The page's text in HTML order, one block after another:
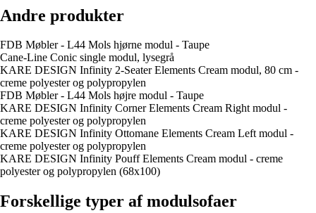
Andre produkter
FDB Møbler - L44 Mols hjørne modul - Taupe
Cane-Line Conic single modul, lysegrå
KARE DESIGN Infinity 2-Seater Elements Cream modul, 80 cm -
creme polyester og polypropylen
FDB Møbler - L44 Mols højre modul - Taupe
KARE DESIGN Infinity Corner Elements Cream Right modul -
creme polyester og polypropylen
KARE DESIGN Infinity Ottomane Elements Cream Left modul -
creme polyester og polypropylen
KARE DESIGN Infinity Pouff Elements Cream modul - creme
polyester og polypropylen (68x100)
Forskellige typer af modulsofaer